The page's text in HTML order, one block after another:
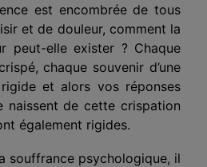
est encombrée de tous
et de douleur, comment la
peut-elle exister ? Chaque
chaque souvenir d’une
et alors vos réponses
naissent de cette crispation
également rigides.
souffrance psychologique, il